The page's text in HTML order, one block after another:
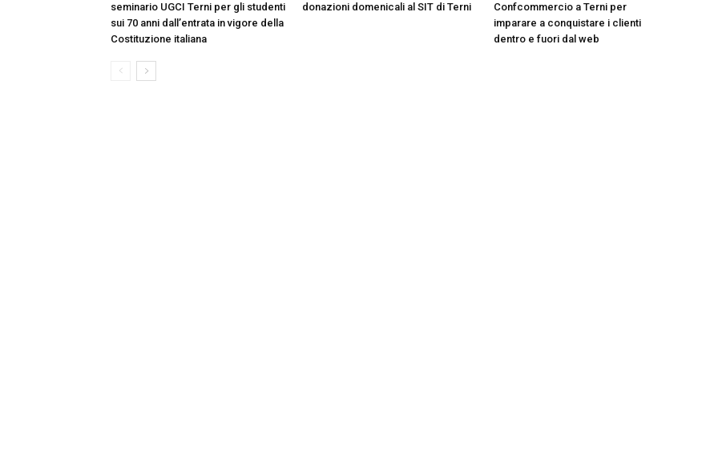
seminario UGCI Terni per gli studenti
sui 70 anni dall’entrata in vigore della
Costituzione italiana
donazioni domenicali al SIT di Terni
Confcommercio a Terni per
imparare a conquistare i clienti
dentro e fuori dal web